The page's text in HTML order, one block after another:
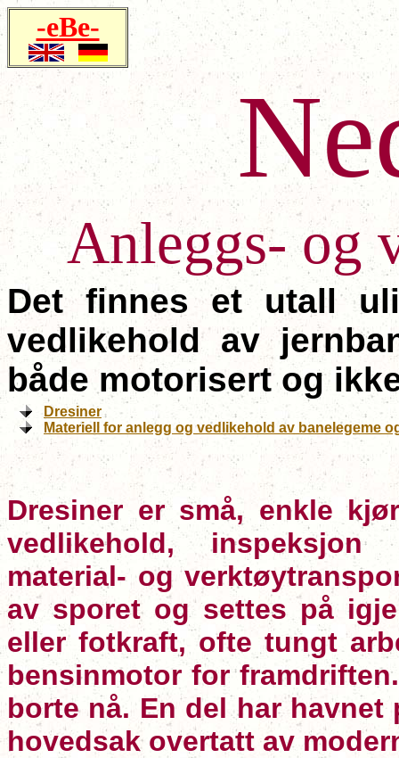
-eBe-
Anleggs- og
Det finnes et utall
vedlikehold av
både motorisert og
Dresiner
Materiell for anlegg og vedlikehold av banelegeme
Dresiner er små, enkle
vedlikehold, inspeksjon
material- og
av sporet og settes på
eller fotkraft, ofte tungt
bensinmotor for
borte nå. En del har
hovedsak overtatt av